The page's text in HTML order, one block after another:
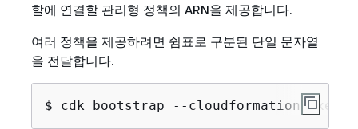
할에 연결할 관리형 정책의 ARN을 제공합니다.
여러 정책을 제공하려면 쉼표로 구분된 단일 문자열
을 전달합니다.
$ cdk bootstrap --cloudformation-